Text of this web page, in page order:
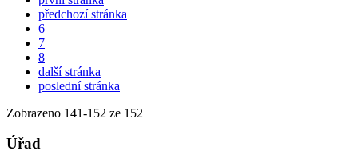
předchozí stránka
6
7
8
další stránka
poslední stránka
Zobrazeno 141-152 ze 152
Úřad